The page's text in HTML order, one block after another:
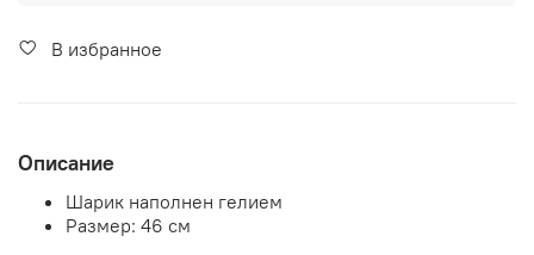
В избранное
Описание
Шарик наполнен гелием
Размер: 46 см